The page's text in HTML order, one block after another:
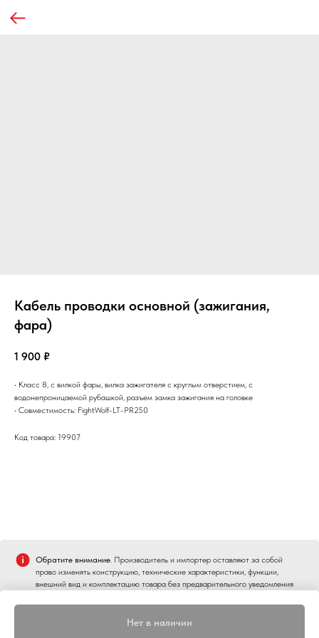
Кабель проводки основной (зажигания,
фара)
1 900 ₽
Нет в наличии
• Класс 8, с вилкой фары, вилка зажигателя с круглым отверстием, с
водонепроницаемой рубашкой, разъем замка зажигания на головке
• Совместимость: FightWolf-LT-PR250
Код товара: 19907
Обратите внимание. Производитель и импортер оставляют за собой
право изменять конструкцию, технические характеристики, функции,
внешний вид и комплектацию товара без предварительного уведомления